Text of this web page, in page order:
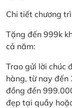
Chi tiết chương
Tặng đến 999k
cả năm:
Trao gửi lời chúc
hàng, từ nay
đồng đến
đẹp tại quầy